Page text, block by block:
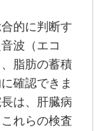
的に判断す
波（エコ
脂肪の蓄積
確認できま
は、肝臓病
れらの検査